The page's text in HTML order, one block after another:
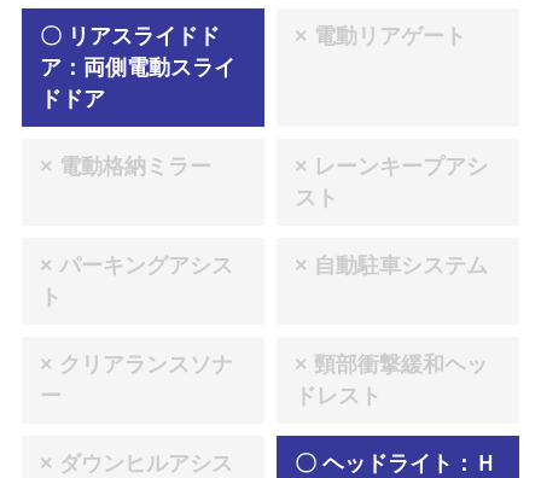
〇 リアスライドド
ア：両側電動スライ
ドドア
× 電動リアゲート
× 電動格納ミラー
× レーンキープアシ
スト
× パーキングアシス
ト
× 自動駐車システム
× クリアランスソナ
ー
× 頸部衝撃緩和ヘッ
ドレスト
× ダウンヒルアシス
〇 ヘッドライト：Ｈ